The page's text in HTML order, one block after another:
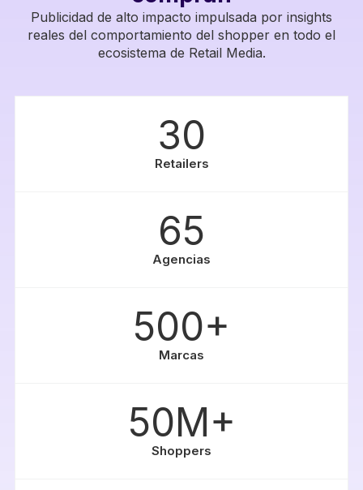
Publicidad de alto impacto impulsada por insights
reales del comportamiento del shopper en todo el
ecosistema de Retail Media.
30
Retailers
65
Agencias
500+
Marcas
50M+
Shoppers